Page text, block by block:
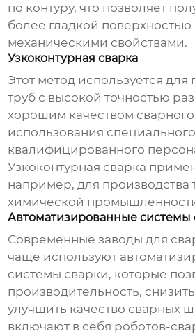
по контуру, что позволяет
более гладкой
механическими свойствами.
Узкоконтурная сварка
Этот метод используется для
труб с высокой точностью
хорошим качеством
использования
квалифицированного
Узкоконтурная сварка
например, для производства
химической
Автоматизированные системы
Современныезаводы для
чаще используют
системы сварки, которые
производительность,
улучшить качество сварных
включают в себя роботов-